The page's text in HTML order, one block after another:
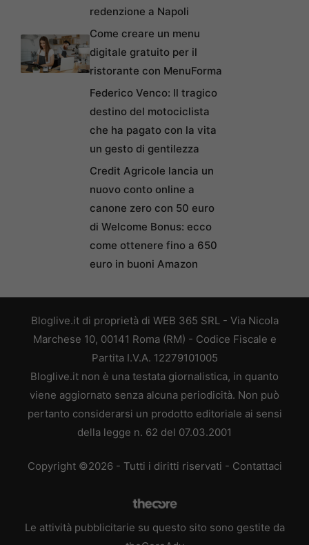
redenzione a Napoli
Come creare un menu
digitale gratuito per il
ristorante con MenuForma
Federico Venco: Il tragico
destino del motociclista
che ha pagato con la vita
un gesto di gentilezza
Credit Agricole lancia un
nuovo conto online a
canone zero con 50 euro
di Welcome Bonus: ecco
come ottenere fino a 650
euro in buoni Amazon
Bloglive.it di proprietà di WEB 365 SRL - Via Nicola
Marchese 10, 00141 Roma (RM) - Codice Fiscale e
Partita I.V.A. 12279101005
Bloglive.it non è una testata giornalistica, in quanto
viene aggiornato senza alcuna periodicità. Non può
pertanto considerarsi un prodotto editoriale ai sensi
della legge n. 62 del 07.03.2001
Copyright ©2026 - Tutti i diritti riservati - Contattaci
Le attività pubblicitarie su questo sito sono gestite da